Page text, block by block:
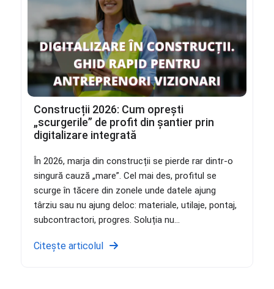
Construcții 2026: Cum oprești
„scurgerile” de profit din șantier prin
digitalizare integrată
În 2026, marja din construcții se pierde rar dintr-o
singură cauză „mare”. Cel mai des, profitul se
scurge în tăcere din zonele unde datele ajung
târziu sau nu ajung deloc: materiale, utilaje, pontaj,
subcontractori, progres. Soluția nu...
Citește articolul